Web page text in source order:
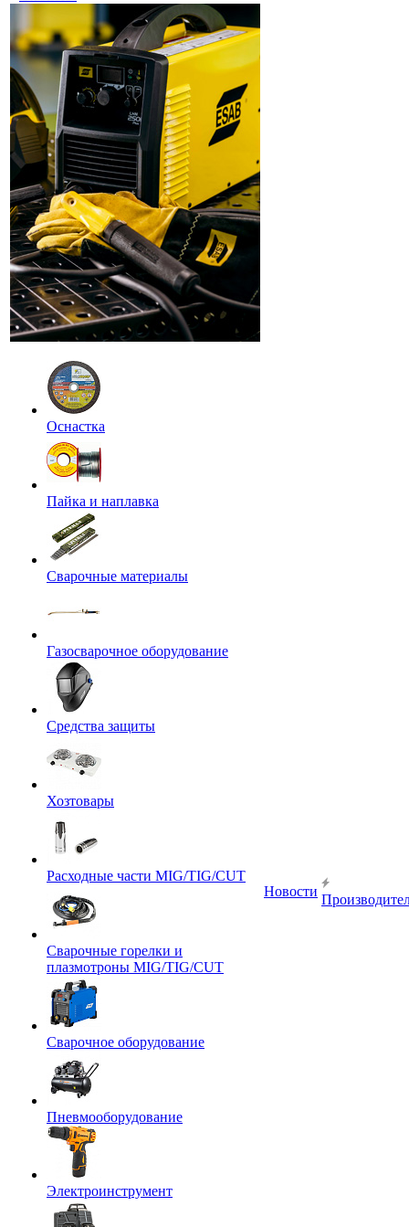
Оснастка
Пайка и наплавка
Сварочные материалы
Газосварочное оборудование
Средства защиты
Хозтовары
Расходные части MIG/TIG/CUT
Сварочные горелки и
плазмотроны MIG/TIG/CUT
Сварочное оборудование
Пневмооборудование
Электроинструмент
Новости